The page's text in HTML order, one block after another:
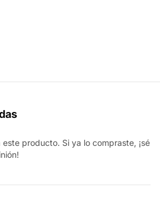
producto. Si ya lo compraste, ¡sé